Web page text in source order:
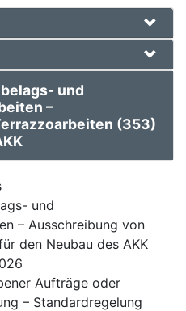
und
–
(353)
und
– Ausschreibung von
den Neubau des AKK
Aufträge oder
– Standardregelung